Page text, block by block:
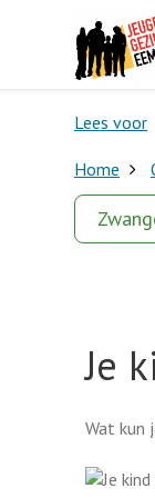
Lees voor
Home
Je
Wat kun